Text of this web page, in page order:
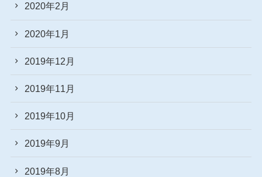
2020年2月
2020年1月
2019年12月
2019年11月
2019年10月
2019年9月
2019年8月